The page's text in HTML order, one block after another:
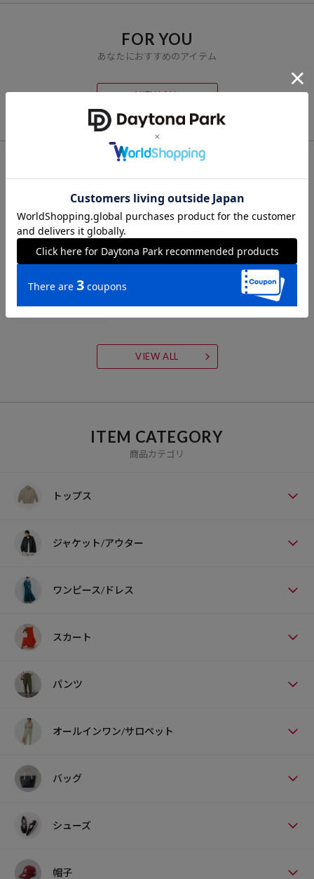
FOR YOU
あなたにおすすめのアイテム
VIEW ALL
CHECK LIST
最近チェックした商品
VIEW ALL
ITEM CATEGORY
商品カテゴリ
トップス
ジャケット/アウター
ワンピース/ドレス
スカート
パンツ
オールインワン/サロペット
バッグ
シューズ
帽子